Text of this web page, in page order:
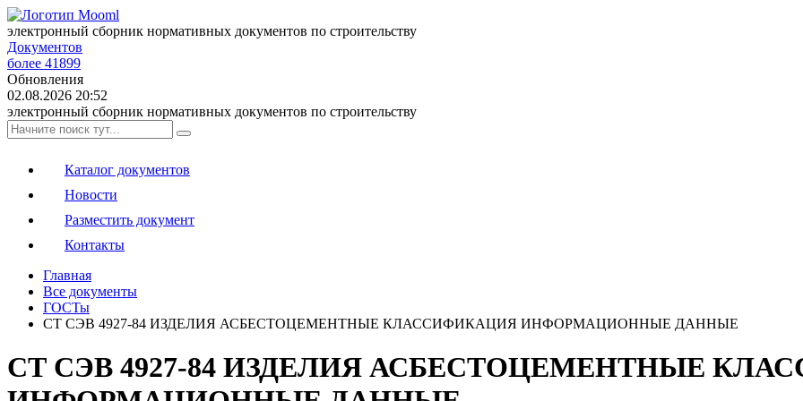
электронный сборник нормативных документов по строительству
Документов
более 41899
Обновления
02.08.2026 20:52
электронный сборник нормативных документов по строительству
Каталог документов
Новости
Разместить документ
Контакты
Главная
Все документы
ГОСТы
СТ СЭВ 4927-84 ИЗДЕЛИЯ АСБЕСТОЦЕМЕНТНЫЕ КЛАССИФИКАЦИЯ ИНФОРМАЦИОННЫЕ ДАННЫЕ
СТ СЭВ 4927-84 ИЗДЕЛИЯ АСБЕСТОЦЕМЕНТНЫЕ